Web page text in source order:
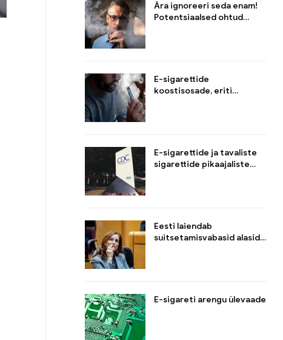
Ära ignoreeri seda enam!
Potentsiaalsed ohtud
E-sigarettide
koostisosade, eriti
E-sigarettide ja tavaliste
sigarettide pikaajaliste
Eesti laiendab
suitsetamisvabasid alasid
E-sigareti arengu ülevaade